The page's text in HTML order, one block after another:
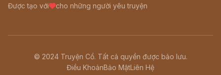
Được tạo với cho những người yêu truyện
© 2024 Truyện Cổ. Tất cả quyền được bảo lưu.
Điều KhoảnBảo MậtLiên Hệ